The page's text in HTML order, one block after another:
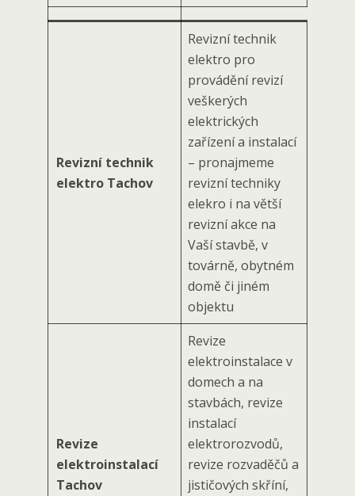
Revizní technik
elektro Tachov
Revizní technik
elektro pro
provádění revizí
veškerých
elektrických
zařízení a instalací
– pronajmeme
revizní techniky
elekro i na větší
revizní akce na
Vaší stavbě, v
továrně, obytném
domě či jiném
objektu
Revize
elektroinstalací
Tachov
Revize
elektroinstalace v
domech a na
stavbách, revize
instalací
elektrorozvodů,
revize rozvaděčů a
jističových skříní,